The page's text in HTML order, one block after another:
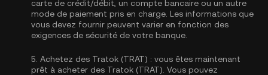
carte de crédit/débit, un compte bancaire ou un autre
mode de paiement pris en charge. Les informations que
vous devez fournir peuvent varier en fonction des
exigences de sécurité de votre banque.
5. Achetez des Tratok (TRAT) : vous êtes maintenant
prêt à acheter des Tratok (TRAT). Vous pouvez